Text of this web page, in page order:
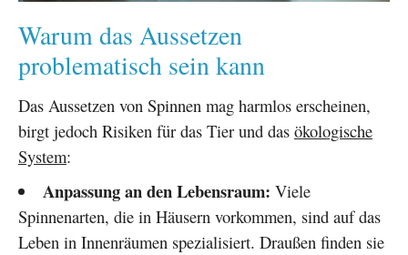
Warum das Aussetzen
problematisch sein kann
Das Aussetzen von Spinnen mag harmlos erscheinen,
birgt jedoch Risiken für das Tier und das ökologische
System:
Anpassung an den Lebensraum: Viele
Spinnenarten, die in Häusern vorkommen, sind auf das
Leben in Innenräumen spezialisiert. Draußen finden sie